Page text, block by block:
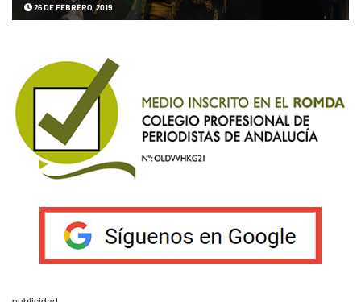
26 DE FEBRERO, 2019